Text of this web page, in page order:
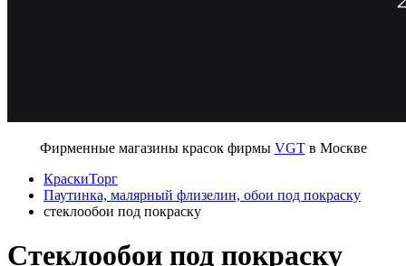
Фирменные магазины красок фирмы VGTв Москве
КраскиТорг
Паутинка, малярный флизелин, обои под покраску
стеклообои под покраску
Стеклообои под покраску